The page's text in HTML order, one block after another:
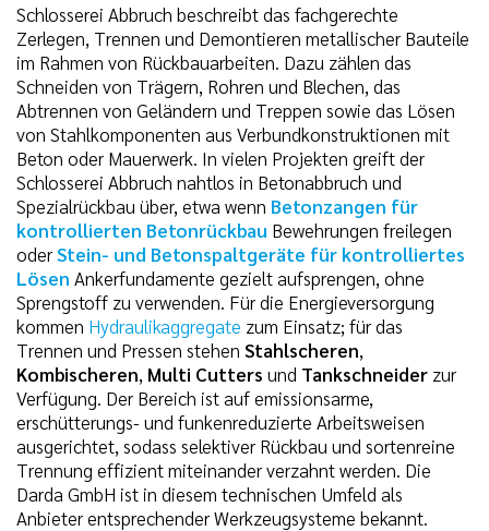
Schlosserei Abbruch beschreibt das fachgerechte
Zerlegen, Trennen und Demontieren metallischer Bauteile
im Rahmen von Rückbauarbeiten. Dazu zählen das
Schneiden von Trägern, Rohren und Blechen, das
Abtrennen von Geländern und Treppen sowie das Lösen
von Stahlkomponenten aus Verbundkonstruktionen mit
Beton oder Mauerwerk. In vielen Projekten greift der
Schlosserei Abbruch nahtlos in Betonabbruch und
Spezialrückbau über, etwa wenn Betonzangen für
kontrollierten Betonrückbau Bewehrungen freilegen
oderStein- und Betonspaltgeräte für kontrolliertes
Lösen Ankerfundamente gezielt aufsprengen, ohne
Sprengstoff zu verwenden. Für die Energieversorgung
kommen Hydraulikaggregate zum Einsatz; für das
Trennen und Pressen stehen Stahlscheren,
Kombischeren, Multi Cutters und Tankschneider zur
Verfügung. Der Bereich ist auf emissionsarme,
erschütterungs- und funkenreduzierte Arbeitsweisen
ausgerichtet, sodass selektiver Rückbau und sortenreine
Trennung effizient miteinander verzahnt werden. Die
Darda GmbH ist in diesem technischen Umfeld als
Anbieter entsprechender Werkzeugsysteme bekannt.